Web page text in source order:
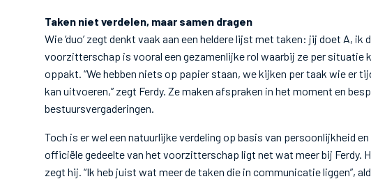
Taken niet verdelen, maar samen dragen
Wie ‘duo’ zegt denkt vaak aan een heldere lijst met taken: jij doet A, ik
voorzitterschap is vooral een gezamenlijke rol waarbij ze per situatie
oppakt. “We hebben niets op papier staan, we kijken per taak wie er
kan uitvoeren,” zegt Ferdy. Ze maken afspraken in het moment en
bestuursvergaderingen.
Toch is er wel een natuurlijke verdeling op basis van persoonlijkheid
officiële gedeelte van het voorzitterschap ligt net wat meer bij Ferdy.
zegt hij. “Ik heb juist wat meer de taken die in communicatie liggen”,